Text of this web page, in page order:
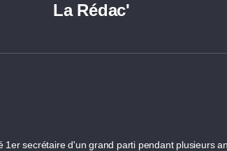
La Rédac'
secrétaire d'un grand parti pendant plusieurs